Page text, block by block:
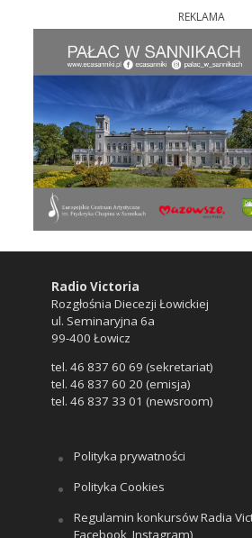
REKLAMA
Radio Victoria
Rozgłośnia Diecezji Łowickiej
ul. Seminaryjna 6a
99-400 Łowicz
tel. 46 837 60 69 (sekretariat)
tel. 46 837 60 20 (emisja)
tel. 46 837 33 01 (newsroom)
Polityka prywatności
Polityka Cookies
Regulamin konkursów Radia
Facebook, Instagram)